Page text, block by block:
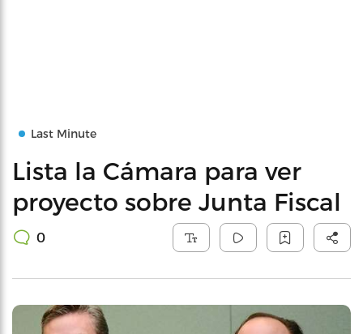
Last Minute
Lista la Cámara para ver
proyecto sobre Junta Fiscal
0